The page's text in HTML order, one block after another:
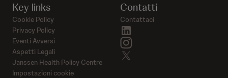
Contatti
Contattaci
Key links
Cookie Policy
Privacy Policy
Eventi Avversi
Aspetti Legali
Janssen Health Policy Centre
Impostazioni cookie